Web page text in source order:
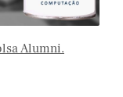
Alumni.